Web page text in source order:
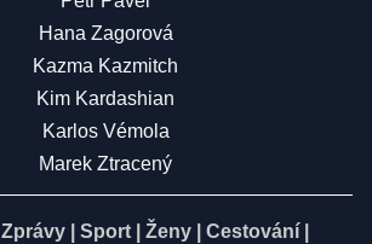
Hana Zagorová
Kazma Kazmitch
Kim Kardashian
Karlos Vémola
Marek Ztracený
Zprávy Sport Ženy Cestování